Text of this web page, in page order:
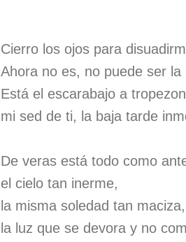
Cierro los ojos para
Ahora no es, no puede ser la
Está el escarabajo a
mi sed de ti, la baja tarde
De veras está todo como
el cielo tan inerme,
la misma soledad tan maciza,
la luz que se devora y no